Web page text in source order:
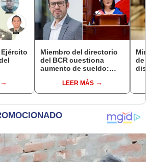
Miembro del directorio
del BCR cuestiona
aumento de sueldo:
planteado"LEER MÁS
de